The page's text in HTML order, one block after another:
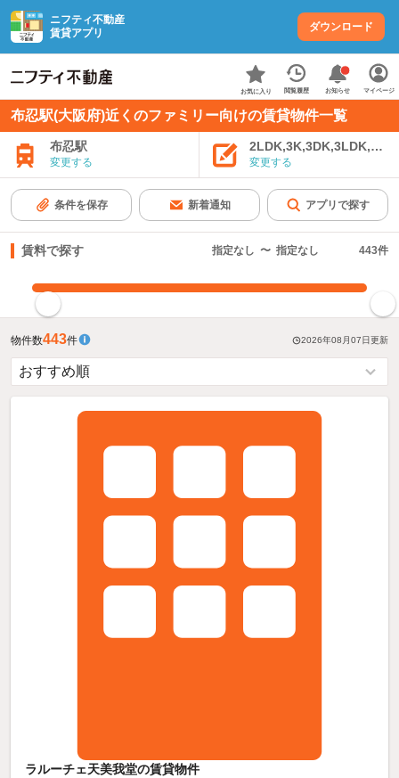
ニフティ不動産
賃貸アプリ
ダウンロード
お気に入り 閲覧履歴 お知らせ マイページ
布忍駅(大阪府)近くのファミリー向けの賃貸物件一覧
布忍駅
変更する 変更する
条件を保存 新着通知 アプリで探す
賃料で探す 指定なし 〜 指定なし 443件
物件数443件 2026年08月07日更新
ラルーチェ天美我堂の賃貸物件